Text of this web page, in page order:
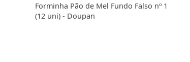
Forminha Pão de Mel Fundo Falso nº 1
(12 uni) - Doupan